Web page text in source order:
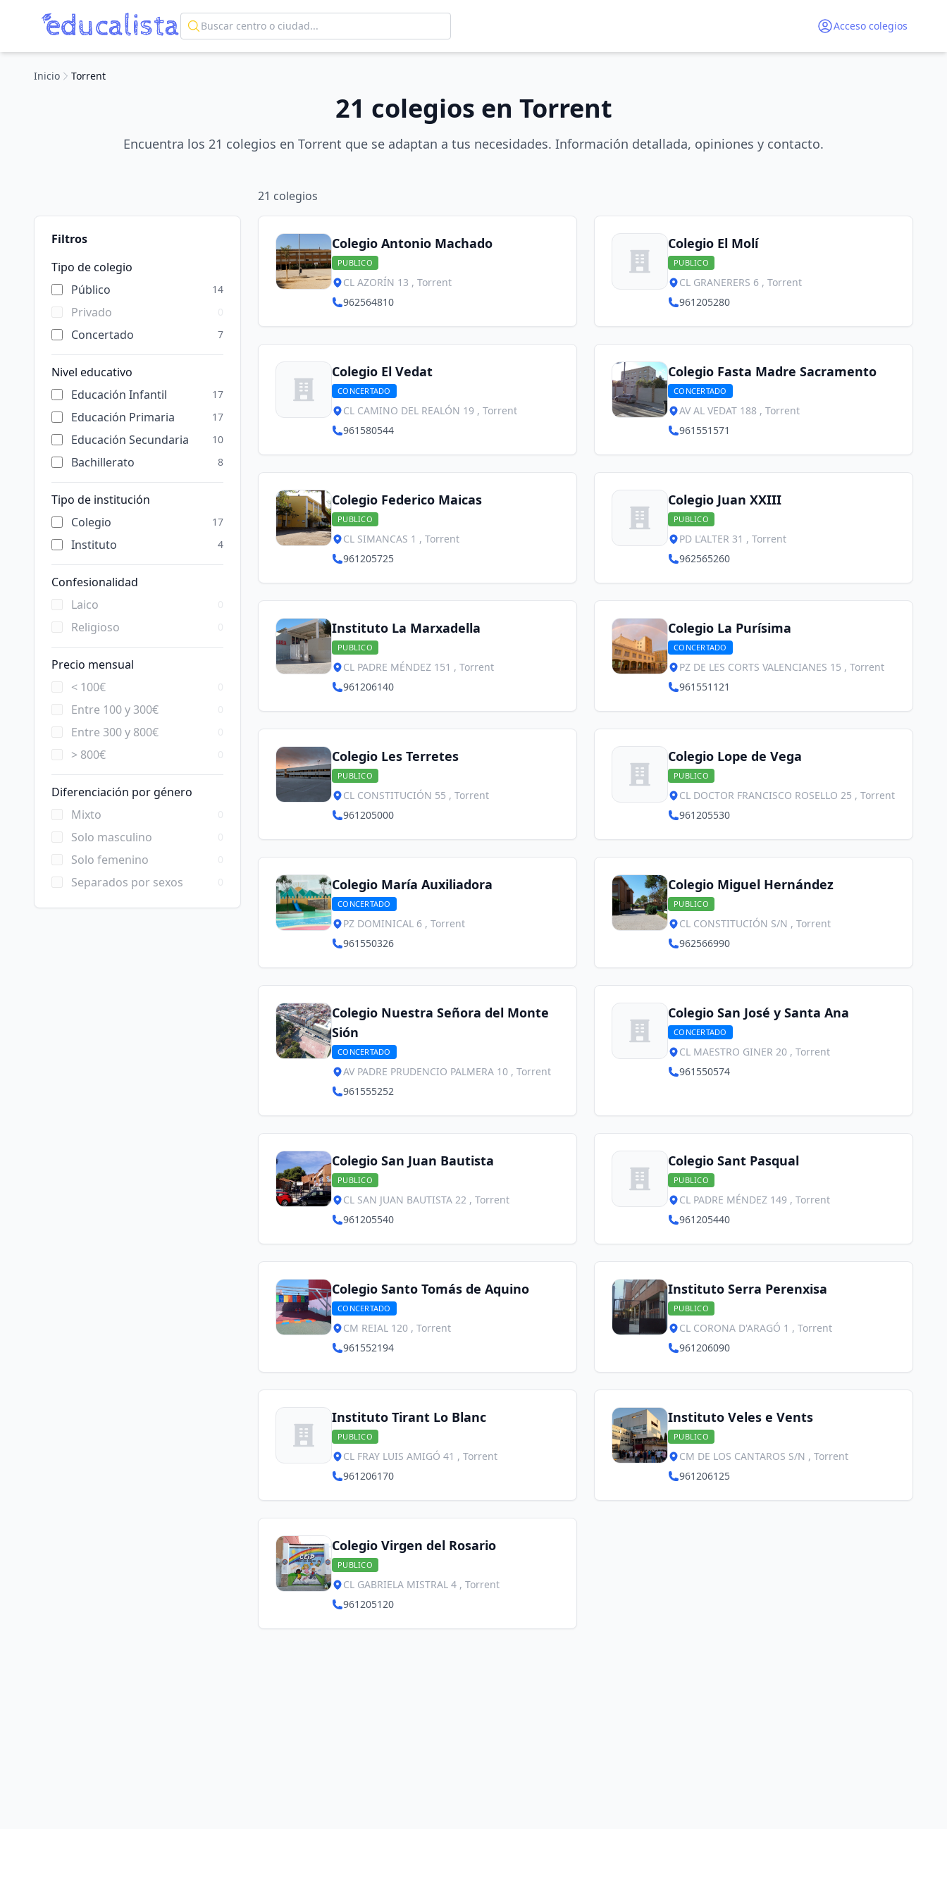
Acceso colegios
Inicio Torrent
21 colegios en Torrent
Encuentra los 21 colegios en Torrent que se adaptan a tus necesidades. Información detallada, opiniones y contacto.
Filtros
Tipo de colegio
Público
14
Privado
Concertado 7
Nivel educativo
Educación Infantil
17
Educación Primaria 17
Educación Secundaria 10
Bachillerato 8
Tipo de institución
Colegio
17
Instituto 4
Confesionalidad
Laico
Religioso
Precio mensual
< 100€
Entre 100 y 300€
Entre 300 y 800€
> 800€
Diferenciación por género
Mixto
Solo masculino
Solo femenino
Separados por sexos
21 colegios
Colegio Antonio Machado
PUBLICO
CL AZORÍN 13 , Torrent
962564810
Colegio El Molí
PUBLICO
CL GRANERERS 6 , Torrent
961205280
Colegio El Vedat
CONCERTADO
CL CAMINO DEL REALÓN 19 , Torrent
961580544
Colegio Fasta Madre Sacramento
CONCERTADO
AV AL VEDAT 188 , Torrent
961551571
Colegio Federico Maicas
PUBLICO
CL SIMANCAS 1 , Torrent
961205725
Colegio Juan XXIII
PUBLICO
PD L'ALTER 31 , Torrent
962565260
Instituto La Marxadella
PUBLICO
CL PADRE MÉNDEZ 151 , Torrent
961206140
Colegio La Purísima
CONCERTADO
PZ DE LES CORTS VALENCIANES 15 , Torrent
961551121
Colegio Les Terretes
PUBLICO
CL CONSTITUCIÓN 55 , Torrent
961205000
Colegio Lope de Vega
PUBLICO
CL DOCTOR FRANCISCO ROSELLO 25 , Torrent
961205530
Colegio María Auxiliadora
CONCERTADO
PZ DOMINICAL 6 , Torrent
961550326
Colegio Miguel Hernández
PUBLICO
CL CONSTITUCIÓN S/N , Torrent
962566990
Colegio Nuestra Señora del Monte
Sión
CONCERTADO
AV PADRE PRUDENCIO PALMERA 10 , Torrent
961555252
Colegio San José y Santa Ana
CONCERTADO
CL MAESTRO GINER 20 , Torrent
961550574
Colegio San Juan Bautista
PUBLICO
CL SAN JUAN BAUTISTA 22 , Torrent
961205540
Colegio Sant Pasqual
PUBLICO
CL PADRE MÉNDEZ 149 , Torrent
961205440
Colegio Santo Tomás de Aquino
CONCERTADO
CM REIAL 120 , Torrent
961552194
Instituto Serra Perenxisa
PUBLICO
CL CORONA D'ARAGÓ 1 , Torrent
961206090
Instituto Tirant Lo Blanc
PUBLICO
CL FRAY LUIS AMIGÓ 41 , Torrent
961206170
Instituto Veles e Vents
PUBLICO
CM DE LOS CANTAROS S/N , Torrent
961206125
Colegio Virgen del Rosario
PUBLICO
CL GABRIELA MISTRAL 4 , Torrent
961205120